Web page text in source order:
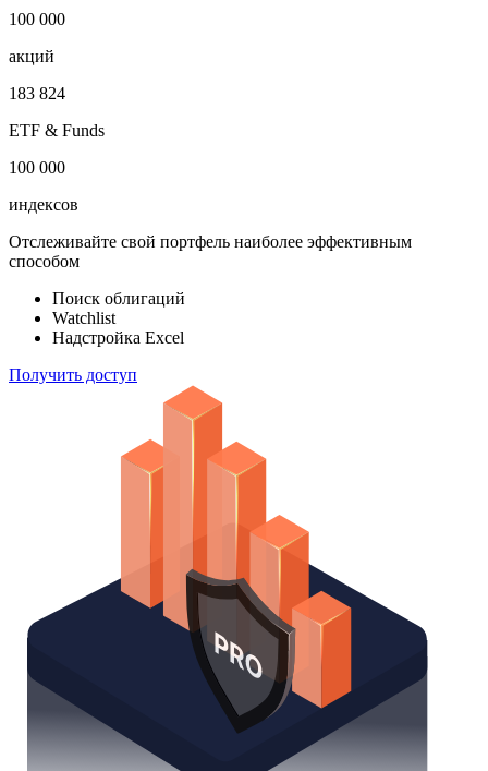
100 000
акций
183 824
ETF & Funds
100 000
индексов
Отслеживайте свой портфель наиболее эффективным
способом
Поиск облигаций
Watchlist
Надстройка Excel
Получить доступ